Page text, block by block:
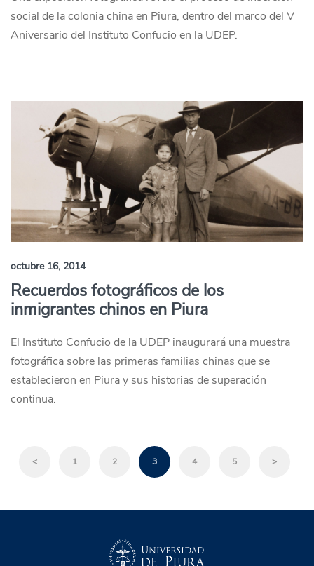
social de la colonia china en Piura, dentro del marco del V
Aniversario del Instituto Confucio en la UDEP.
octubre 16, 2014
Recuerdos fotográficos de los
inmigrantes chinos en Piura
El Instituto Confucio de la UDEP inaugurará una muestra
fotográfica sobre las primeras familias chinas que se
establecieron en Piura y sus historias de superación
continua.
< 1 2 3 4 5 >